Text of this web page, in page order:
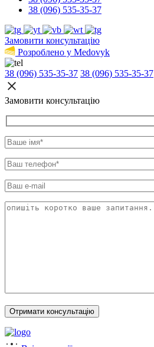
38 (096) 535-35-37
Замовити консультацію
Розроблено у Medovyk
38 (096) 535-35-37 38 (096) 535-35-37
Замовити консультацію